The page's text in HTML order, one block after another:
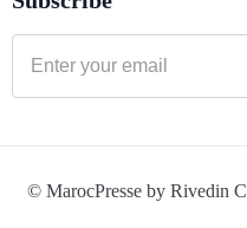
© MarocPresse by Rivedin